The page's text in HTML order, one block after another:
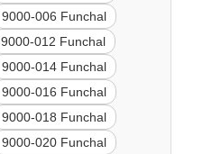
9000-006 Funchal
9000-012 Funchal
9000-014 Funchal
9000-016 Funchal
9000-018 Funchal
9000-020 Funchal